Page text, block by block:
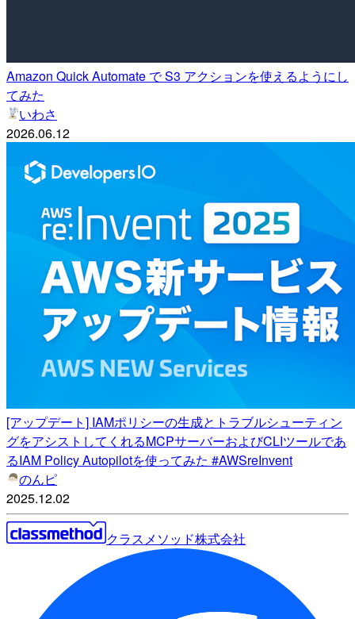
Amazon Quick Automate で S3 アクションを使えるようにし
てみた
いわさ
2026.06.12
[アップデート] IAMポリシーの生成とトラブルシューティン
グをアシストしてくれるMCPサーバーおよびCLIツールであ
るIAM Policy Autopilotを使ってみた #AWSreInvent
のんピ
2025.12.02
クラスメソッド株式会社